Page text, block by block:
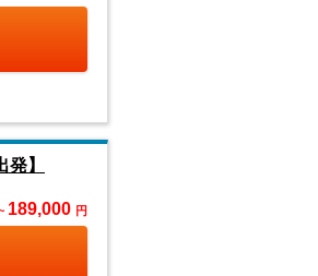
】
189,000 円